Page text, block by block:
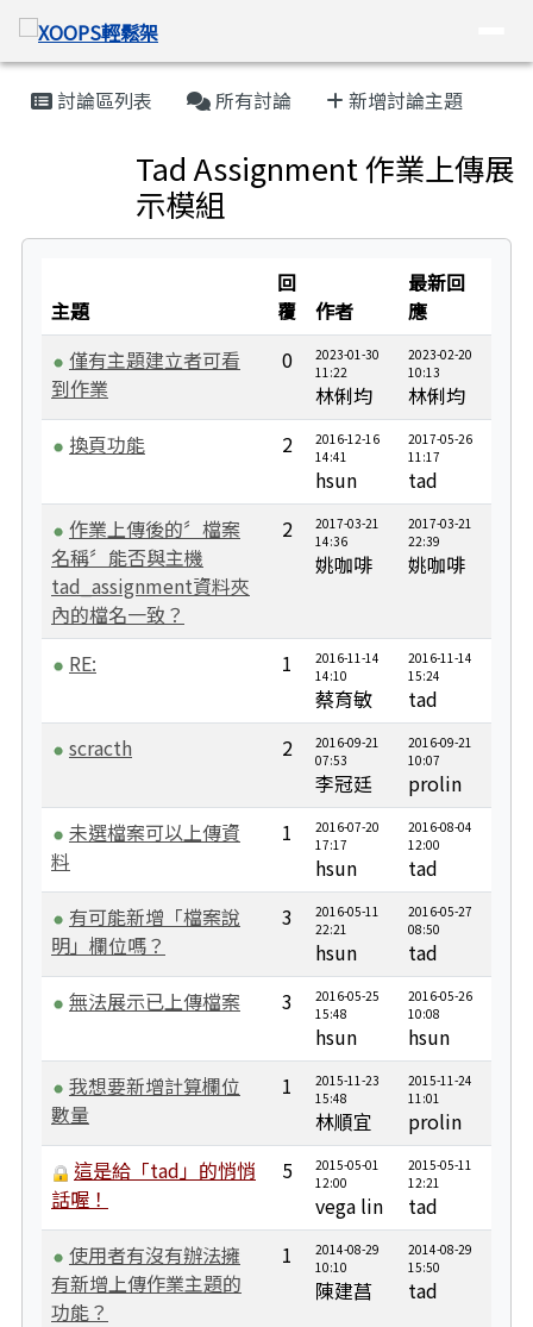
跳至主內容區
XOOPS輕鬆架
導覽列
主內容區域
討論區列表 所有討論 新增討論主題
Tad Assignment 作業上傳展
示模組
主題
回
覆
作者
最新回
應
僅有主題建立者可看
到作業
0
2023-01-30
11:22
林俐均
2023-02-20
10:13
林俐均
換頁功能
2
2016-12-16
14:41
hsun
2017-05-26
11:17
tad
作業上傳後的〞檔案
名稱〞能否與主機
tad_assignment資料夾
內的檔名一致？
2
2017-03-21
14:36
姚咖啡
2017-03-21
22:39
姚咖啡
RE: 1
2016-11-14
14:10
蔡育敏
2016-11-14
15:24
tad
scracth
2
2016-09-21
07:53
李冠廷
2016-09-21
10:07
prolin
未選檔案可以上傳資
料
1
2016-07-20
17:17
hsun
2016-08-04
12:00
tad
有可能新增「檔案說
明」欄位嗎？
3
2016-05-11
22:21
hsun
2016-05-27
08:50
tad
無法展示已上傳檔案
3
2016-05-25
15:48
hsun
2016-05-26
10:08
hsun
我想要新增計算欄位
數量
1
2015-11-23
15:48
林順宜
2015-11-24
11:01
prolin
這是給「tad」的悄悄
話喔！
5
2015-05-01
12:00
vega lin
2015-05-11
12:21
tad
使用者有沒有辦法擁
有新增上傳作業主題的
功能？
1
2014-08-29
10:10
陳建菖
2014-08-29
15:50
tad
頁尾區域